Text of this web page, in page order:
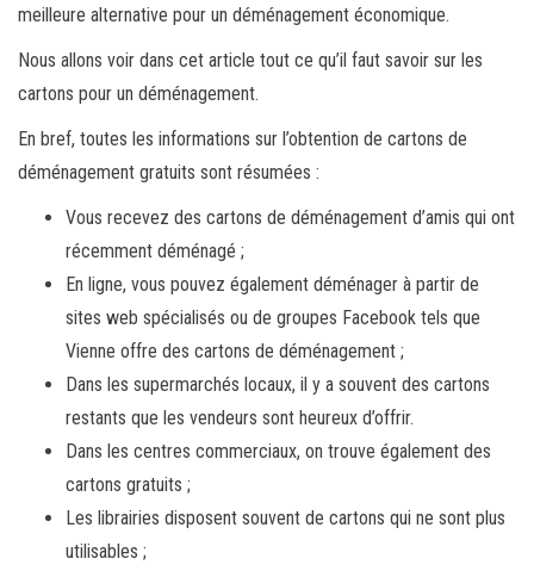
meilleure alternative pour un déménagement économique.
Nous allons voir dans cet article tout ce qu’il faut savoir sur les
cartons pour un déménagement.
En bref, toutes les informations sur l’obtention de cartons de
déménagement gratuits sont résumées :
Vous recevez des cartons de déménagement d’amis qui ont
récemment déménagé ;
En ligne, vous pouvez également déménager à partir de
sites web spécialisés ou de groupes Facebook tels que
Vienne offre des cartons de déménagement ;
Dans les supermarchés locaux, il y a souvent des cartons
restants que les vendeurs sont heureux d’offrir.
Dans les centres commerciaux, on trouve également des
cartons gratuits ;
Les librairies disposent souvent de cartons qui ne sont plus
utilisables ;